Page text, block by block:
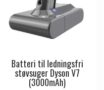
Batteri til ledningsfri
støvsuger Dyson V7
(3000mAh)